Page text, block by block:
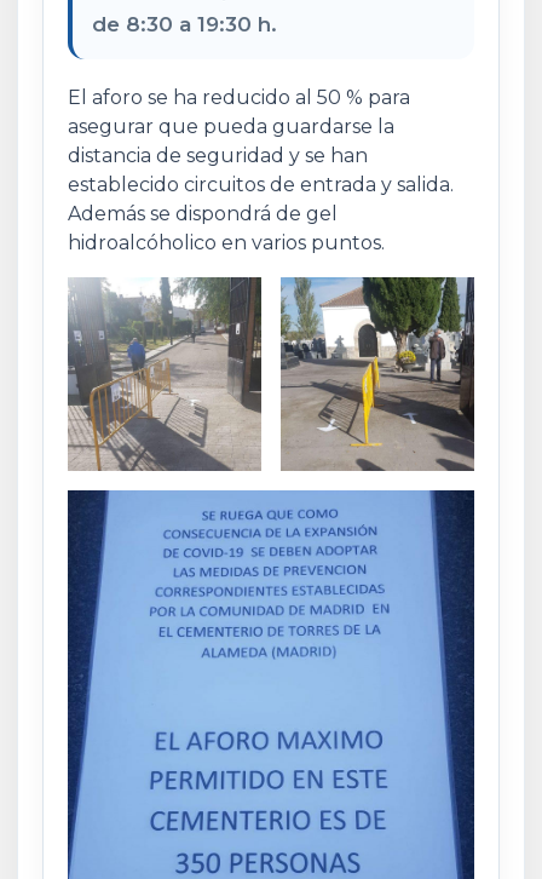
de 8:30 a 19:30 h.
El aforo se ha reducido al 50 % para
asegurar que pueda guardarse la
distancia de seguridad y se han
establecido circuitos de entrada y salida.
Además se dispondrá de gel
hidroalcóholico en varios puntos.